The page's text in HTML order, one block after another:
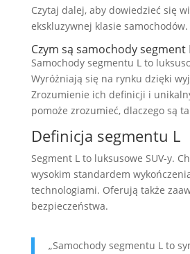
Czytaj dalej, aby dowiedzieć się
ekskluzywnej klasie samochodów.
Czym są samochody segment
Samochody segmentu L to
Wyróżniają się na rynku dzięki
Zrozumienie ich definicji i
pomoże zrozumieć, dlaczego są
Definicja segmentu L
Segment L to luksusowe SUV-y.
wysokim standardem
technologiami. Oferują także
bezpieczeństwa.
„Samochody segmentu L to